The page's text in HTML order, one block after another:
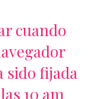
cuando
sido fijada
10 am